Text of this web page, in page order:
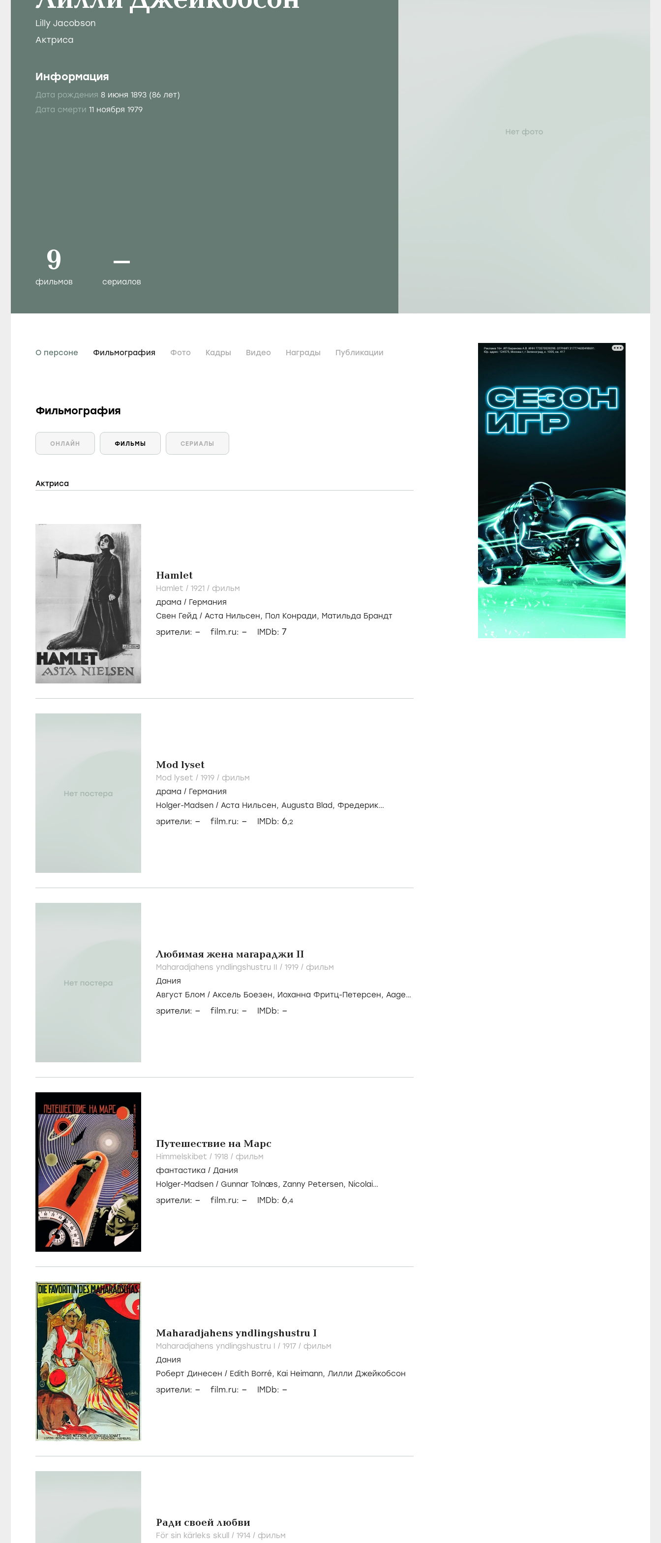
Lilly Jacobson
Актриса
Информация
Дата рождения 8 июня 1893 (86 лет)
Дата смерти 11 ноября 1979
9
фильмов
–
сериалов
О персоне Фильмография Фото Кадры Видео Награды Публикации
Фильмография
ОНЛАЙН ФИЛЬМЫ СЕРИАЛЫ
Актриса
Hamlet
Hamlet / 1921 / фильм
драма / Германия
Свен Гейд / Аста Нильсен, Пол Конради, Матильда Брандт
зрители: – film.ru: – IMDb: 7
Mod lyset
Mod lyset / 1919 / фильм
драма / Германия
Holger-Madsen / Аста Нильсен, Augusta Blad, Фредерик
зрители: – film.ru: – IMDb: 6,2
Любимая жена магараджи II
Maharadjahens yndlingshustru II / 1919 / фильм
Дания
Август Блом / Аксель Боезен, Иоханна Фритц-Петерсен, Aage
зрители: – film.ru: – IMDb: –
Путешествие на Марс
Himmelskibet / 1918 / фильм
фантастика / Дания
Holger-Madsen / Gunnar Tolnæs, Zanny Petersen, Nicolai
зрители: – film.ru: – IMDb: 6,4
Maharadjahens yndlingshustru I
Maharadjahens yndlingshustru I / 1917 / фильм
Дания
Роберт Динесен / Edith Borré, Kai Heimann, Лилли Джейкобсон
зрители: – film.ru: – IMDb: –
Ради своей любви
För sin kärleks skull / 1914 / фильм